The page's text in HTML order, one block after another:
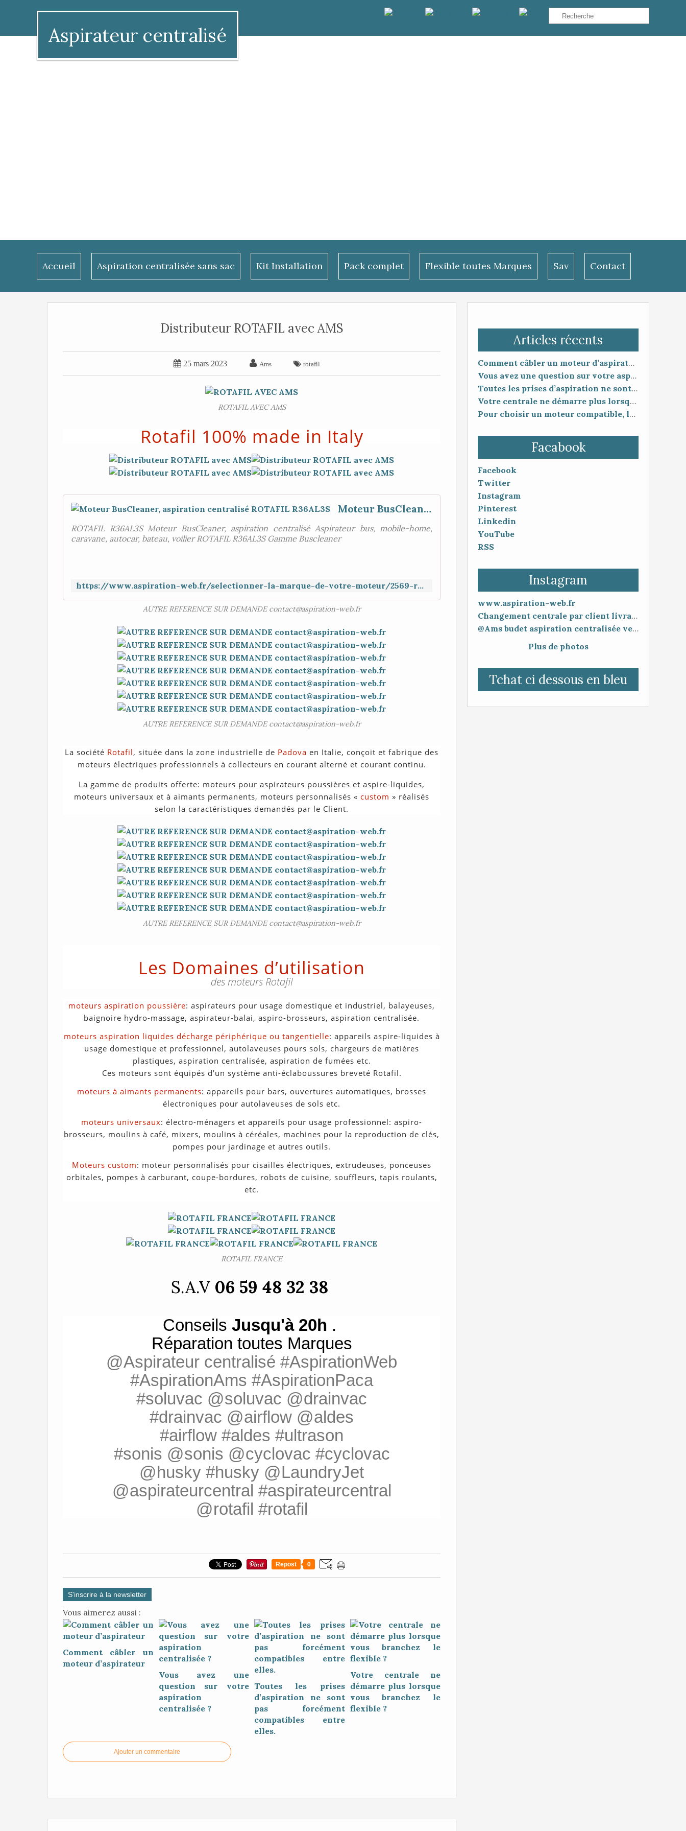
Aspirateur centralisé
Accueil Aspiration centralisée sans sac Kit Installation Pack complet Flexible toutes Marques Sav Contact
Articles récents
Comment câbler un moteur d’aspirateur
Vous avez une question sur votre aspiration centralisée ?
Toutes les prises d’aspiration ne sont pas forcément compatibles entre elles.
Votre centrale ne démarre plus lorsque vous branchez le flexible ?
Pour choisir un moteur compatible, la référence seule ne suffit pas toujours.
Facabook
Facebook
Twitter
Instagram
Pinterest
Linkedin
YouTube
RSS
Instagram
www.aspiration-web.fr
Changement centrale par client livraison 48h mise en service 30 minutes
@Ams budet aspiration centralisée vente en ligne www.aspiration-web.fr
Plus de photos
Tchat ci dessous en bleu
Distributeur ROTAFIL avec AMS
 25 mars 2023  Ams  rotafil
ROTAFIL AVEC AMS
Rotafil 100% made in Italy
Moteur BusCleaner, aspiration centralisé ROTAFIL R36AL3S
ROTAFIL R36AL3S Moteur BusCleaner, aspiration centralisé Aspirateur bus, mobile-home,
caravane, autocar, bateau, voilier ROTAFIL R36AL3S Gamme Buscleaner
https://www.aspiration-web.fr/selectionner-la-marque-de-votre-moteur/2569-rotafil-r36al3s.html
AUTRE REFERENCE SUR DEMANDE contact@aspiration-web.fr
AUTRE REFERENCE SUR DEMANDE contact@aspiration-web.fr
La société Rotafil, située dans la zone industrielle de Padova en Italie, conçoit et fabrique des
moteurs électriques professionnels à collecteurs en courant alterné et courant continu.
La gamme de produits offerte: moteurs pour aspirateurs poussières et aspire-liquides,
moteurs universaux et à aimants permanents, moteurs personnalisés « custom » réalisés
selon la caractéristiques demandés par le Client.
AUTRE REFERENCE SUR DEMANDE contact@aspiration-web.fr
Les Domaines d’utilisation
des moteurs Rotafil
moteurs aspiration poussière: aspirateurs pour usage domestique et industriel, balayeuses,
baignoire hydro-massage, aspirateur-balai, aspiro-brosseurs, aspiration centralisée.
moteurs aspiration liquides décharge périphérique ou tangentielle: appareils aspire-liquides à
usage domestique et professionnel, autolaveuses pours sols, chargeurs de matières
plastiques, aspiration centralisée, aspiration de fumées etc.
Ces moteurs sont équipés d’un système anti-éclaboussures breveté Rotafil.
moteurs à aimants permanents: appareils pour bars, ouvertures automatiques, brosses
électroniques pour autolaveuses de sols etc.
moteurs universaux: électro-ménagers et appareils pour usage professionnel: aspiro-
brosseurs, moulins à café, mixers, moulins à céréales, machines pour la reproduction de clés,
pompes pour jardinage et autres outils.
Moteurs custom: moteur personnalisés pour cisailles électriques, extrudeuses, ponceuses
orbitales, pompes à carburant, coupe-bordures, robots de cuisine, souffleurs, tapis roulants,
etc.
ROTAFIL FRANCE
S.A.V 06 59 48 32 38
Conseils Jusqu'à 20h .
Réparation toutes Marques
@Aspirateur centralisé #AspirationWeb
#AspirationAms #AspirationPaca
#soluvac @soluvac @drainvac
#drainvac @airflow @aldes
#airflow #aldes #ultrason
#sonis @sonis @cyclovac #cyclovac
@husky #husky @LaundryJet
@aspirateurcentral #aspirateurcentral
@rotafil #rotafil
Repost 0
S'inscrire à la newsletter
Vous aimerez aussi :
Comment câbler un
moteur d’aspirateur
Vous avez une
question sur votre
aspiration
centralisée ?
Toutes les prises
d’aspiration ne sont
pas forcément
compatibles entre
elles.
Votre centrale ne
démarre plus lorsque
vous branchez le
flexible ?
Ajouter un commentaire